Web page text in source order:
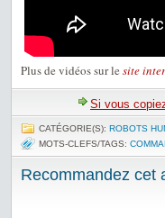
Plus de vidéos sur le site
Si vous
CATÉGORIE(S): ROBOTS
MOTS-CLEFS/TAGS:
Recommandez cet